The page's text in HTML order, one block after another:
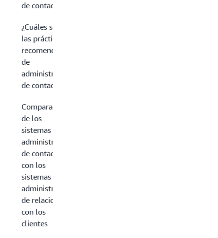
de contactos?
¿Cuáles son
las prácticas
recomendadas
de
administración
de contactos?
Comparación
de los
sistemas de
administración
de contactos
con los
sistemas de
administración
de relaciones
con los
clientes